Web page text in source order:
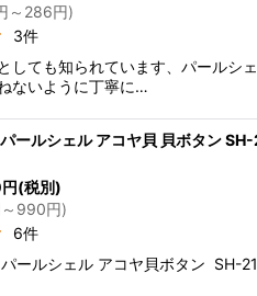
～286円)
3件
しても知られています、パールシ
ないように丁寧に…
ールシェル アコヤ貝 貝ボタン
円(税別)
～990円)
6件
ールシェル アコヤ貝ボタン SH-